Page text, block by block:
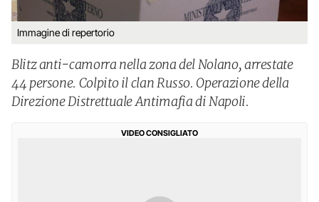
Immagine di repertorio
Blitz anti-camorra nella zona del Nolano, arrestate
44 persone. Colpito il clan Russo. Operazione della
Direzione Distrettuale Antimafia di Napoli.
VIDEO CONSIGLIATO